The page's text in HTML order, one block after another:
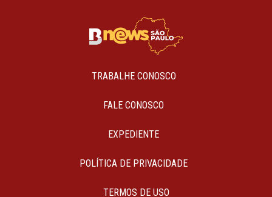
TRABALHE CONOSCO
FALE CONOSCO
EXPEDIENTE
POLÍTICA DE PRIVACIDADE
TERMOS DE USO